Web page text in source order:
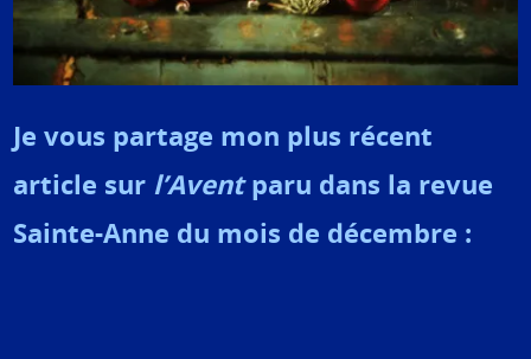
Je vous partage mon plus récent
article sur l’Aventparu dans la revue
Sainte-Anne du mois de décembre :